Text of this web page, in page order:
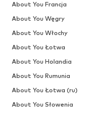
About You Francja
About You Węgry
About You Włochy
About You Łotwa
About You Holandia
About You Rumunia
About You Łotwa (ru)
About You Słowenia